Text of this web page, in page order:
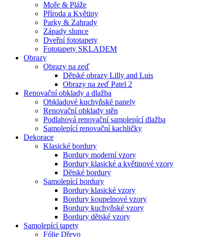
Moře & Pláže
Příroda a Květiny
Parky & Zahrady
Západy slunce
Dveřní fototapety
Fototapety SKLADEM
Obrazy
Obrazy na zeď
Dětské obrazy Lilly and Luis
Obrazy na zeď Patel 2
Renovační obklady a dlažba
Obkladové kuchyňské panely
Renovační obklady stěn
Podlahová renovační samolepící dlažba
Samolepící renovační kachličky
Dekorace
Klasické bordury
Bordury moderní vzory
Bordury klasické a květinové vzory
Dětské bordury
Samolepící bordury
Bordury klasické vzory
Bordury koupelnové vzory
Bordury kuchyňské vzory
Bordury dětské vzory
Samolepící tapety
Fólie Dřevo